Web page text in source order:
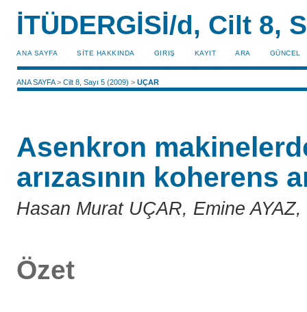
İTÜDERGİSİ/d, Cilt 8,
ANA SAYFA SİTE HAKKINDA GIRIŞ KAYIT ARA GÜNCEL
ANA SAYFA>Cilt 8, Sayı 5 (2009) >UÇAR
Asenkron
arızasının koherens
Hasan Murat UÇAR, Emine
Özet